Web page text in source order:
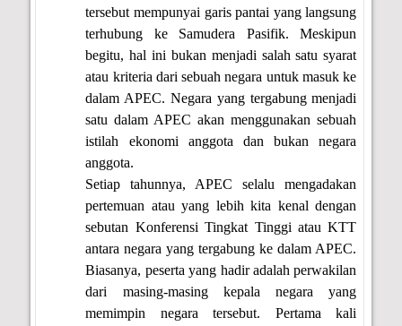
tersebut mempunyai garis pantai yang langsung
terhubung ke Samudera Pasifik. Meskipun
begitu, hal ini bukan menjadi salah satu syarat
atau kriteria dari sebuah negara untuk masuk ke
dalam APEC. Negara yang tergabung menjadi
satu dalam APEC akan menggunakan sebuah
istilah ekonomi anggota dan bukan negara
anggota.
Setiap tahunnya, APEC selalu mengadakan
pertemuan atau yang lebih kita kenal dengan
sebutan Konferensi Tingkat Tinggi atau KTT
antara negara yang tergabung ke dalam APEC.
Biasanya, peserta yang hadir adalah perwakilan
dari masing-masing kepala negara yang
memimpin negara tersebut. Pertama kali